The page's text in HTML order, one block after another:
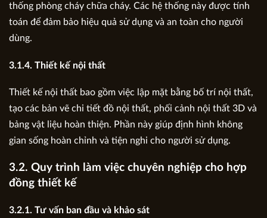
thống phòng cháy chữa cháy. Các hệ thống này được tính
toán để đảm bảo hiệu quả sử dụng và an toàn cho người
dùng.
3.1.4. Thiết kế nội thất
Thiết kế nội thất bao gồm việc lập mặt bằng bố trí nội thất,
tạo các bản vẽ chi tiết đồ nội thất, phối cảnh nội thất 3D và
bảng vật liệu hoàn thiện. Phần này giúp định hình không
gian sống hoàn chỉnh và tiện nghi cho người sử dụng.
3.2. Quy trình làm việc chuyên nghiệp cho hợp
đồng thiết kế
3.2.1. Tư vấn ban đầu và khảo sát